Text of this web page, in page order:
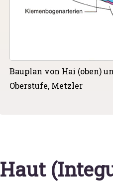
Bauplan von Hai (oben)
Oberstufe, Metzler
Haut